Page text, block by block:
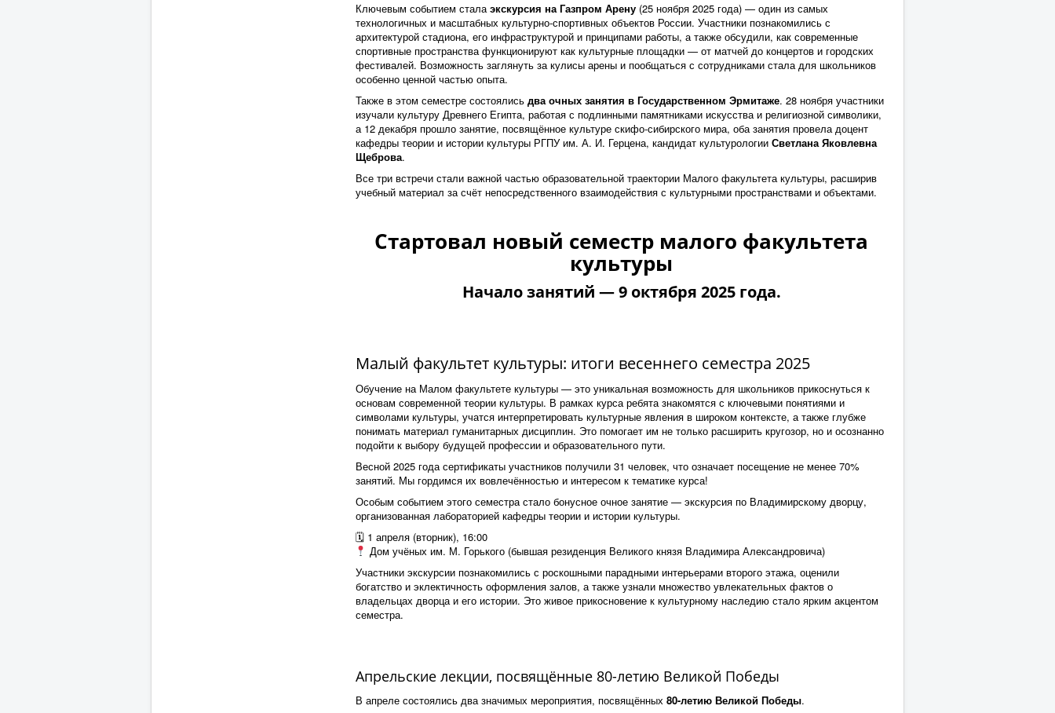
Ключевым событием сталаэкскурсия на Газпром Арену(25 ноября 2025 года) — один из самых
технологичных и масштабных культурно-спортивных объектов России. Участники познакомились с
архитектурой стадиона, его инфраструктурой и принципами работы, а также обсудили, как современные
спортивные пространства функционируют как культурные площадки — от матчей до концертов и городских
фестивалей. Возможность заглянуть за кулисы арены и пообщаться с сотрудниками стала для школьников
особенно ценной частью опыта.
Также в этом семестре состоялись два очных занятия в Государственном Эрмитаже. 28 ноября участники
изучали культуру Древнего Египта, работая с подлинными памятниками искусства и религиозной символики,
а 12 декабря прошло занятие, посвящённое культуре скифо-сибирского мира, оба занятия провела доцент
кафедры теории и истории культуры РГПУ им. А. И. Герцена, кандидат культурологии Светлана Яковлевна
Щеброва.
Все три встречи стали важной частью образовательной траектории Малого факультета культуры, расширив
учебный материал за счёт непосредственного взаимодействия с культурными пространствами и объектами.
Стартовал новый семестр малого факультета
культуры
Начало занятий — 9 октября 2025 года.
Малый факультет культуры: итоги весеннего семестра 2025
Обучение на Малом факультете культуры — это уникальная возможность для школьников прикоснуться к
основам современной теории культуры. В рамках курса ребята знакомятся с ключевыми понятиями и
символами культуры, учатся интерпретировать культурные явления в широком контексте, а также глубже
понимать материал гуманитарных дисциплин. Это помогает им не только расширить кругозор, но и осознанно
подойти к выбору будущей профессии и образовательного пути.
Весной 2025 года сертификаты участников получили 31 человек, что означает посещение не менее 70%
занятий. Мы гордимся их вовлечённостью и интересом к тематике курса!
Особым событием этого семестра стало бонусное очное занятие — экскурсия по Владимирскому дворцу,
организованная лабораторией кафедры теории и истории культуры.
🗓 1 апреля (вторник), 16:00
Дом учёных им. М. Горького (бывшая резиденция Великого князя Владимира Александровича)
Участники экскурсии познакомились с роскошными парадными интерьерами второго этажа, оценили
богатство и эклектичность оформления залов, а также узнали множество увлекательных фактов о
владельцах дворца и его истории. Это живое прикосновение к культурному наследию стало ярким акцентом
семестра.
Апрельские лекции, посвящённые 80-летию Великой Победы
В апреле состоялись два значимых мероприятия, посвящённых 80-летию Великой Победы.